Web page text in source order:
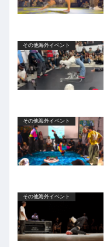
その他海外イベント
その他海外イベント
その他海外イベント